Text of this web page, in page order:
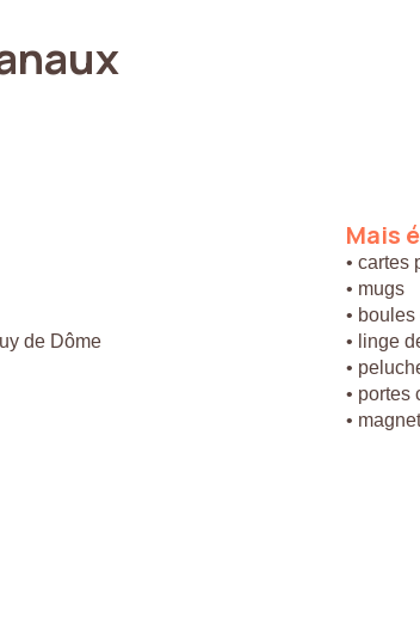
de Dôme
Mais
• cartes
• mugs
•
• linge
•
• portes
•